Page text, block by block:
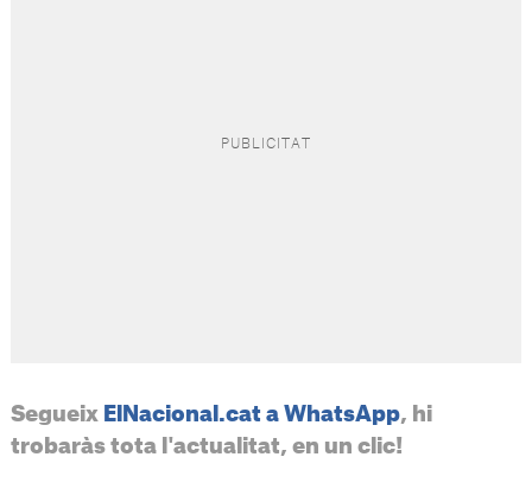
Segueix ElNacional.cat a WhatsApp, hi
trobaràs tota l'actualitat, en un clic!